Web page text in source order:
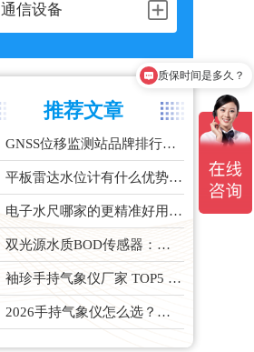
通信设备
推荐文章
GNSS位移监测站品牌排行与选型推荐
平板雷达水位计有什么优势？精准耐用品牌top1推荐！
电子水尺哪家的更精准好用？推荐云境天合TH-SC系列经济型设备
双光源水质BOD传感器：在线水体有机物监测设备厂家推荐
袖珍手持气象仪厂家 TOP5 实力榜单
2026手持气象仪怎么选？云境天合、天蔚主流机型深度测评
质保时间是多久？